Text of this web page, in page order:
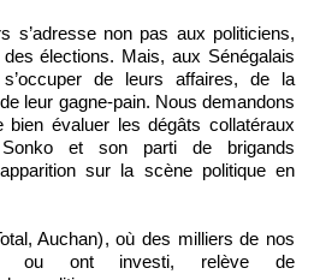
s’adresse non pas aux politiciens,
élections. Mais, aux Sénégalais
de leurs affaires, de la
leur gagne-pain. Nous demandons
évaluer les dégâts collatéraux
et son parti de brigands
sur la scène politique en
Auchan), où des milliers de nos
ou ont investi, relève de